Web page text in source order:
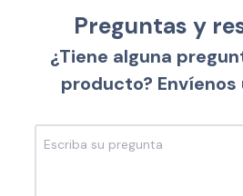
Preguntas y
¿Tiene alguna
producto? Envíenos